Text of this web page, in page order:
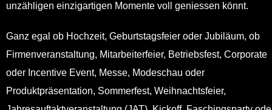
unzähligen einzigartigen Momente voll geniessen könnt.
Ganz egal ob Hochzeit, Geburtstagsfeier oder Jubiläum, ob
Firmenveranstaltung, Mitarbeiterfeier, Betriebsfest, Corporate
oder Incentive Event, Messe, Modeschau oder
Produktpräsentation, Sommerfest, Weihnachtsfeier,